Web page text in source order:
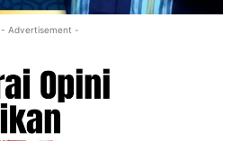
- Advertisement -